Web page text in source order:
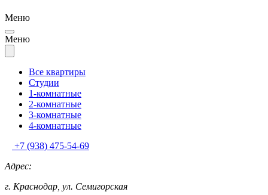
Меню
Меню
Все квартиры
Студии
1-комнатные
2-комнатные
3-комнатные
4-комнатные
+7 (938) 475-54-69
Адрес:
г. Краснодар, ул. Семигорская